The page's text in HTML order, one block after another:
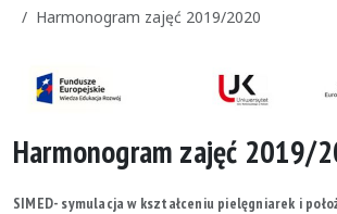
Harmonogram zajęć 2019/2020
Harmonogram zajęć 2019/
SIMED- symulacja w kształceniu pielęgniarek i